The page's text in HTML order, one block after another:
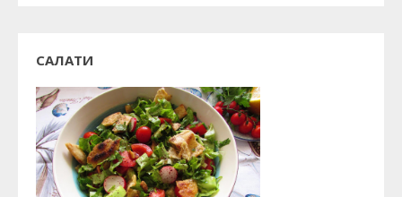
САЛАТИ